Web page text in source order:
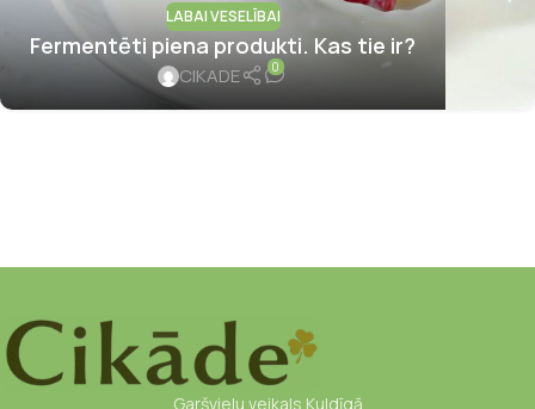
LABAI VESELĪBAI
Fermentēti piena produkti. Kas tie ir?
CIKADE 0
Garšvielu veikals Kuldīgā